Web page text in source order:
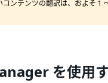
コンテンツの翻訳は、およそ 1
を使用